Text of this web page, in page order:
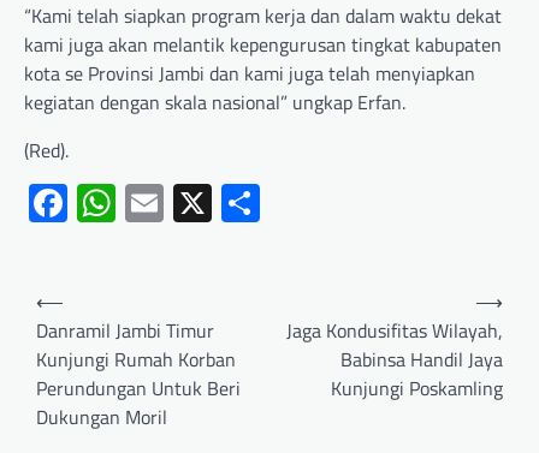
“Kami telah siapkan program kerja dan dalam waktu dekat
kami juga akan melantik kepengurusan tingkat kabupaten
kota se Provinsi Jambi dan kami juga telah menyiapkan
kegiatan dengan skala nasional” ungkap Erfan.
(Red).
Facebook
WhatsApp
Email
X
⟵
Danramil Jambi Timur
Kunjungi Rumah Korban
Perundungan Untuk Beri
Dukungan Moril
Jaga Kondusifitas Wilayah,
Babinsa Handil Jaya
Kunjungi Poskamling
⟶